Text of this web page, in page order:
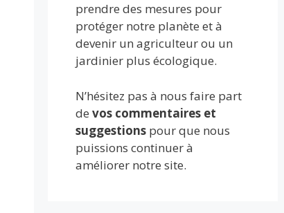
prendre des mesures pour
protéger notre planète et à
devenir un agriculteur ou un
jardinier plus écologique.
N’hésitez pas à nous faire part
devos commentaires et
suggestions pour que nous
puissions continuer à
améliorer notre site.